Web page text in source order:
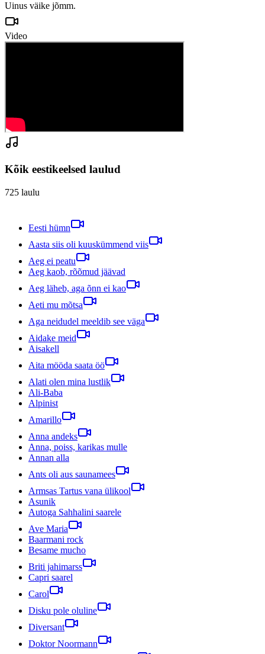
Uinus väike jõmm.
Video
Kõik eestikeelsed laulud
725 laulu
Eesti hümn
Aasta siis oli kuuskümmend viis
Aeg ei peatu
Aeg kaob, rõõmud jäävad
Aeg läheb, aga õnn ei kao
Aeti mu mõtsa
Aga neidudel meeldib see väga
Aidake meid
Aisakell
Aita mööda saata öö
Alati olen mina lustlik
Ali-Baba
Alpinist
Amarillo
Anna andeks
Anna, poiss, karikas mulle
Annan alla
Ants oli aus saunamees
Armsas Tartus vana ülikool
Asunik
Autoga Sahhalini saarele
Ave Maria
Baarmani rock
Besame mucho
Briti jahimarss
Capri saarel
Carol
Disku pole oluline
Diversant
Doktor Noormann